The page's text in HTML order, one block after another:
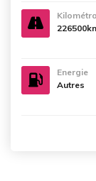
Energie
Autres